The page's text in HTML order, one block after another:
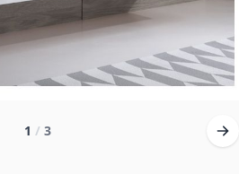
1 / 3